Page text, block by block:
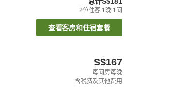
2位住客 1晚 1间
查看客房和住宿套餐
S$167
每间房每晚
含税费及其他费用